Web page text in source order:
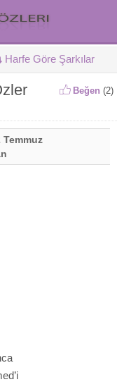
Harfe Göre Şarkılar
Beğen (2)
Temmuz